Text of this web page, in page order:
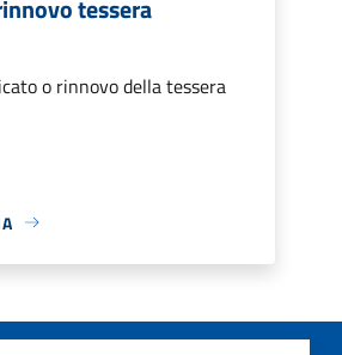
tessera
o rinnovo della tessera